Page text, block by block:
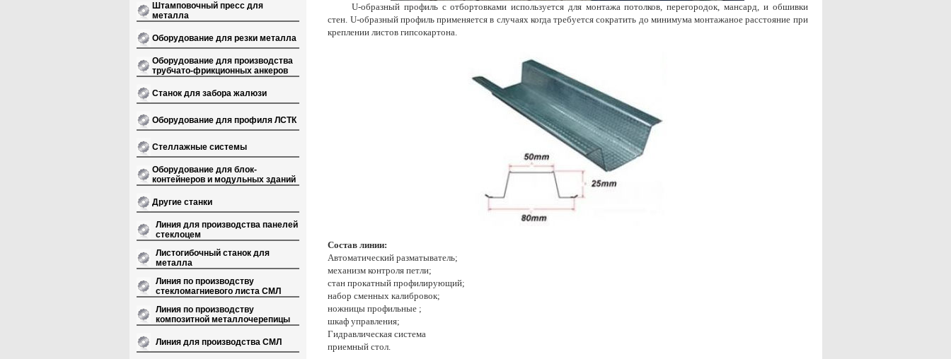
Штамповочный пресс для
металла
Оборудование для резки металла
Оборудование для производства
трубчато-фрикционных анкеров
Станок для забора жалюзи
Оборудование для профиля ЛСТК
Стеллажные системы
Оборудование для блок-
контейнеров и модульных зданий
Другие станки
Линия для производства панелей
стеклоцем
Листогибочный станок для
металла
Линия по производству
стекломагниевого листа СМЛ
Линия по производству
композитной металлочерепицы
Линия для производства СМЛ
U-образный профиль с отбортовками используется для монтажа потолков, перегородок, мансард, и обшивки
стен. U-образный профиль применяется в случаях когда требуется сократить до минимума монтажаное расстояние при
креплении листов гипсокартона.
Состав линии:
Автоматический разматыватель;
механизм контроля петли;
стан прокатный профилирующий;
набор сменных калибровок;
ножницы профильные ;
шкаф управления;
Гидравлическая система
приемный стол.